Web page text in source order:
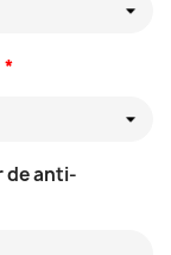
*
de anti-